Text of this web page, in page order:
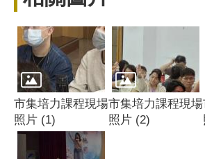
市集培力課程現場
照片 (1)
市集培力課程現場
照片 (2)